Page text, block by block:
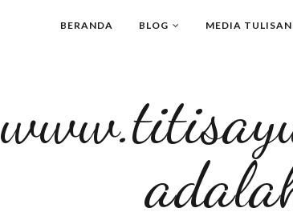
BERANDA BLOG MEDIA